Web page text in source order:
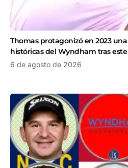
Thomas protagonizó en 2023
históricas del Wyndham tras
6 de agosto de 2026